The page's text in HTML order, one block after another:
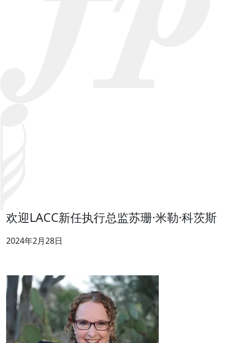
欢迎LACC新任执行总监苏珊·米勒·科茨斯
2024年2月28日